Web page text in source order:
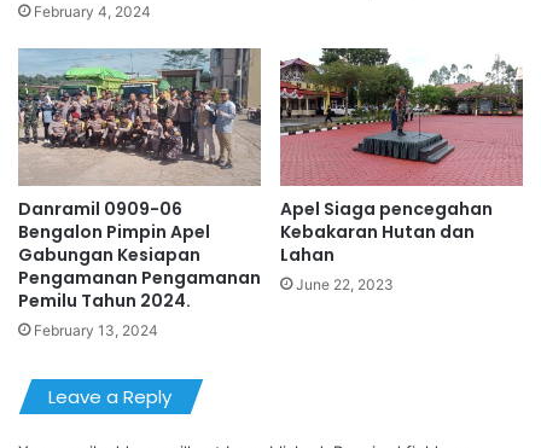
February 4, 2024
Danramil 0909-06
Bengalon Pimpin Apel
Gabungan Kesiapan
Pengamanan Pengamanan
Pemilu Tahun 2024.
February 13, 2024
Apel Siaga pencegahan
Kebakaran Hutan dan
Lahan
June 22, 2023
Leave a Reply